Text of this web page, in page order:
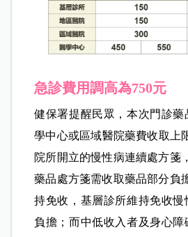
急診費用調高為750元
健保署提醒民眾，本次門診
學中心或區域醫院藥費收取上
院所開立的慢性病連續處方箋
藥品處方箋需收取藥品部分負
持免收，基層診所維持免收
負擔；而中低收入者及身心